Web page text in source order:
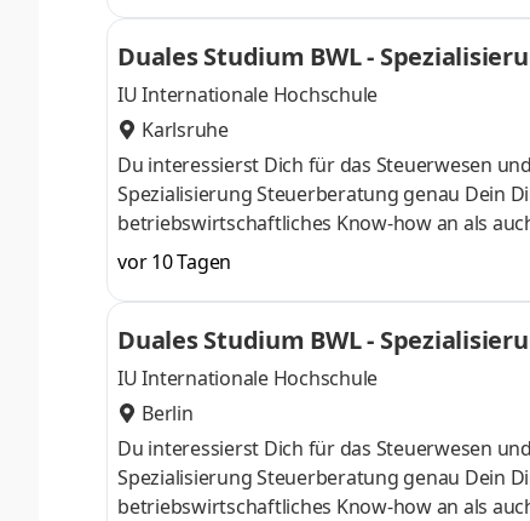
startenDu absolvierst ein staatlich
Study Guides und Lehrenden sind stets für
Duales Studium BWL -
IU Internationale Hochschule
Karlsruhe
Du interessierst Dich für das Steuerwesen
Spezialisierung Steuerberatung genau Dein
betriebswirtschaftliches Know-how an als
Oktober starten – direkt am Campus vor Ort
Unternehmen in Deiner Nähe. Aufgaben Du
startenDu absolvierst ein staatlich
Study Guides und Lehrenden sind stets für
vor 10 Tagen
Duales Studium BWL -
IU Internationale Hochschule
Berlin
Du interessierst Dich für das Steuerwesen
Spezialisierung Steuerberatung genau Dein
betriebswirtschaftliches Know-how an als